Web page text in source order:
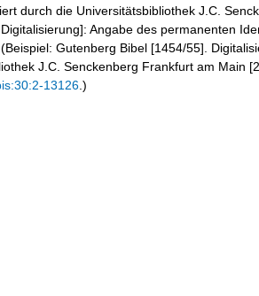
durch die Universitätsbibliothek J.C.
Angabe des permanenten
Gutenberg Bibel [1454/55].
J.C. Senckenberg Frankfurt am Main
13126 .)